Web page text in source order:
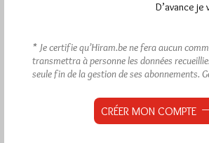
D’avance
* Je certifie qu’Hiram.be ne fera aucun
transmettra à personne les données
seule fin de la gestion de ses abonnements.
CRÉER MON COMPTE